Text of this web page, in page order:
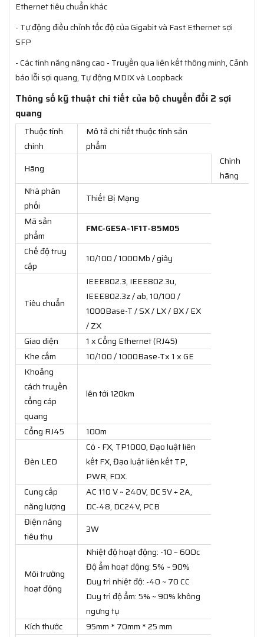
Ethernet tiêu chuẩn khác
- Tự động điều chỉnh tốc độ của Gigabit và Fast Ethernet sợi
SFP
- Các tính năng nâng cao - Truyền qua liên kết thông minh, Cảnh
báo lỗi sợi quang, Tự động MDIX và Loopback
Thông số kỹ thuật chi tiết của bộ chuyển đổi 2 sợi
quang
Thuộc tính
chính
Mô tả chi tiết thuộc tính sản
phẩm
Hãng
Chính
hãng
Nhà phân
phối
Thiết Bị Mạng
Mã sản
phẩm
FMC-GESA-1F1T-85M05​
Chế độ truy
cập
10/100 / 1000Mb / giây
Tiêu chuẩn
IEEE802.3, IEEE802.3u,
IEEE802.3z / ab, 10/100 /
1000Base-T / SX / LX / BX / EX
/ ZX
Giao diện
1 x Cổng Ethernet (RJ45)
Khe cắm
10/100 / 1000Base-Tx 1 x GE
Khoảng
cách truyền
cổng cáp
quang
lên tới 120km
Cổng RJ45 100m
Đèn LED
Có - FX, TP1000, Đạo luật liên
kết FX, Đạo luật liên kết TP,
PWR, FDX.
Cung cấp
năng lượng
AC 110 V ~ 240V, DC 5V + 2A,
DC-48, DC24V, PCB
Điện năng
tiêu thụ
3W
Môi trường
hoạt động
Nhiệt độ hoạt động: -10 ~ 60Oc
Độ ẩm hoạt động: 5% ~ 90%
Duy trì nhiệt độ: -40 ~ 70 CC
Duy trì độ ẩm: 5% ~ 90% không
ngưng tụ
Kích thước
95mm * 70mm * 25 mm